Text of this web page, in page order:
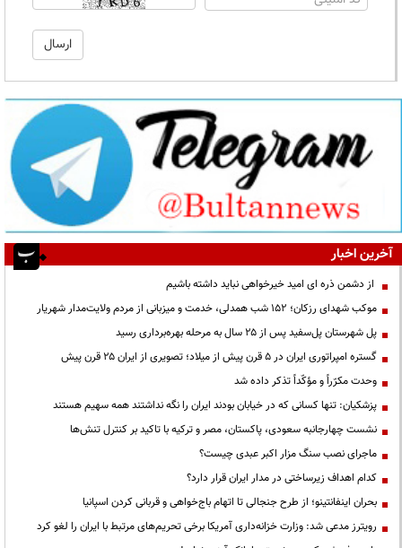
آخرین اخبار
از دشمن ذره ای امید خیرخواهی نباید داشته باشیم
موکب شهدای رزکان؛ ۱۵۲ شب همدلی، خدمت و میزبانی از مردم ولایت‌مدار شهریار
پل شهرستان پل‌سفید پس از ۲۵ سال به مرحله بهره‌برداری رسید
گستره امپراتوری ایران در ۵ قرن پیش از میلاد؛ تصویری از ایران ۲۵ قرن پیش
وحدت مکرّراً و مؤکّداً تذکر داده شد
پزشکیان: تنها کسانی که در خیابان بودند ایران را نگه نداشتند همه سهیم هستند
نشست چهارجانبه سعودی، پاکستان، مصر و ترکیه با تاکید بر کنترل تنش‌ها
ماجرای نصب سنگ مزار اکبر عبدی چیست؟
کدام اهداف زیرساختی در مدار ایران قرار دارد؟
بحران اینفانتینو؛ از طرح جنجالی تا اتهام باج‌خواهی و قربانی کردن اسپانیا
رویترز مدعی شد: وزارت خزانه‌داری آمریکا برخی تحریم‌های مرتبط با ایران را لغو کرد